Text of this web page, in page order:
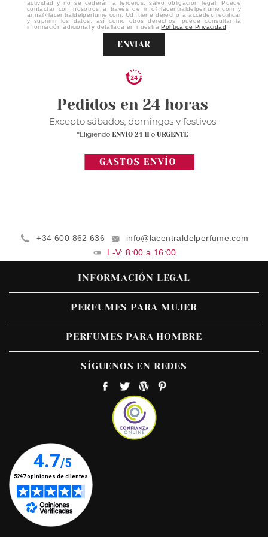
actividad y no se cederán a terceros, salvo obligación legal. Puede
contactar con nosotros a través de info@lacentraldelperfume.com y
anna@lacentraldelperfume.com. Ud. tiene derecho a acceder, rectificar
y suprimir los datos, así como otros derechos, puede consultar la
información adicional y detallada en nuestraPolítica de Privacidad
ENVIAR
+34 600 862 636
info@lacentraldelperfume.com
L-V: 8:00 a 16:00
INFORMACIÓN LEGAL
PERFUMES PARA MUJER
PERFUMES PARA HOMBRE
SÍGUENOS EN REDES